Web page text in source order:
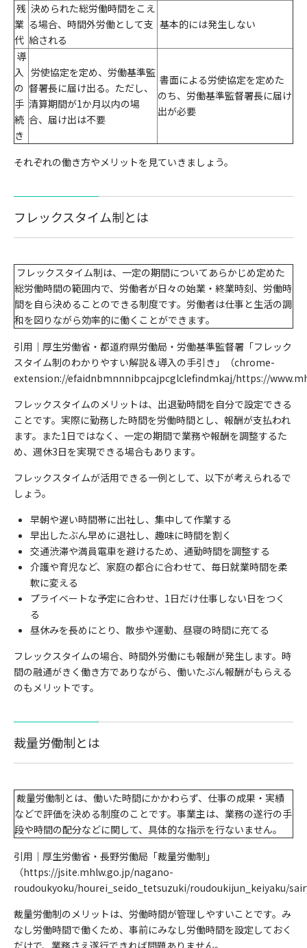
残
業
代
決められた総労働時間をこえ
る場合、時間外労働として支
給される
基本的には発生しない
導
入
の
手
続
き
労使協定を定め、労働基準監
督署長に届け出る。ただし、
清算期間が1か月以内の場
合、届け出は不要
書面による労使協定を定めた
のち、労働基準監督署長に届け
出が必要
それぞれの働き方やメリットを見ていきましょう。
フレックスタイム制とは
フレックスタイム制は、一定の期間についてあらかじめ定めた
総労働時間の範囲内で、労働者が日々の始業・終業時刻、労働時
間を自ら決めることのできる制度です。労働者は仕事と生活の調
和を図りながら効率的に働くことができます。
引用｜ 厚生労働省・都道府県労働局・労働基準監督署「フレック
スタイム制のわかりやすい解説＆導入の手引き」（chrome-
extension://efaidnbmnnnibpcajpcglclefindmkaj/https://
フレックスタイムのメリットは、出退勤時間を自分で設定できる
ことです。実際に勤務した時間を労働時間とし、報酬が支払われ
ます。また1日ではなく、一定の期間で業務や報酬を調整するた
め、週休3日を実現できる場合もあります。
フレックスタイムが活用できる一例として、以下が考えられるで
しょう。
早朝や遅い時間帯に出社し、集中して作業する
早出したぶん早めに退社し、趣味に時間を割く
交通渋滞や満員電車を避けるため、通勤時間を調整する
介護や育児など、家庭の都合に合わせて、毎日就業時間を柔
軟に変える
プライベートな予定に合わせ、1日だけ仕事しない日をつく
る
昼休みを長めにとり、散歩や運動、昼寝の時間に充てる
フレックスタイムの場合、時間外労働にも報酬が発生します。時
間の融通がきく働き方でありながら、働いたぶん報酬がもらえる
のもメリットです。
裁量労働制とは
裁量労働制とは、働いた時間にかかわらず、仕事の成果・実績
などで評価を決める制度のことです。事業主は、業務の遂行の手
段や時間の配分などに関して、具体的な指示を行ないません。
引用｜ 厚生労働省・長野労働局「裁量労働制」
（https://jsite.mhlw.go.jp/nagano-
roudoukyoku/hourei_seido_tetsuzuki/roudoukijun_keiyaku/
裁量労働制のメリットは、労働時間が管理しやすいことです。み
なし労働時間で働くため、事前にみなし労働時間を設定しておく
だけで、業務さえ遂行できれば問題ありません。